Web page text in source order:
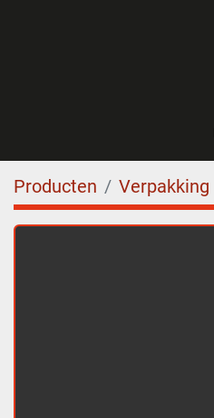
Producten Verpakking